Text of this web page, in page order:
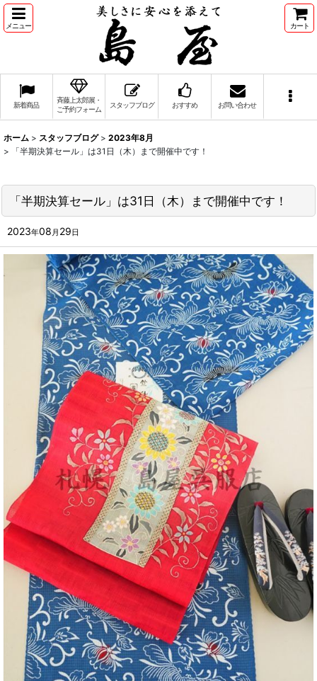
メニュー カート
新着商品
斉藤上太郎展・
ご予約フォーム
スタッフブログ おすすめ お問い合わせ
ホーム > スタッフブログ > 2023年8月
>
「半期決算セール」は31日（木）まで開催中です！
「半期決算セール」は31日（木）まで開催中です！
2023年08 月 29日